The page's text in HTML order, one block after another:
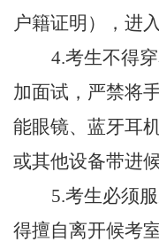
户籍证明），进
4.考生不得
加面试，严禁将
能眼镜、蓝牙耳
或其他设备带进
5.考生必须
得擅自离开候考